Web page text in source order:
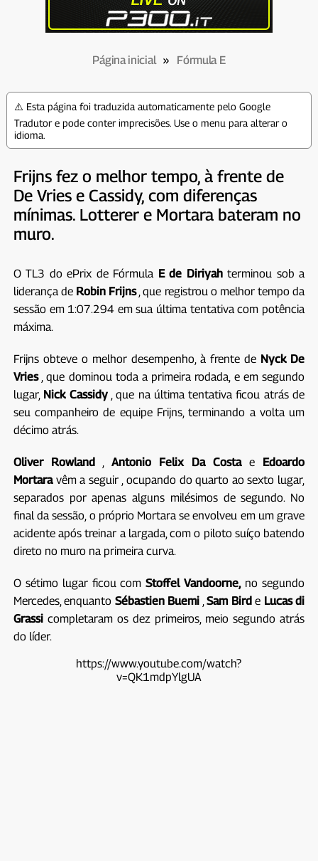
Página inicial» Fórmula E
⚠️ Esta página foi traduzida automaticamente pelo Google
Tradutor e pode conter imprecisões. Use o menu para alterar o
idioma.
Frijns fez o melhor tempo, à frente de
De Vries e Cassidy, com diferenças
mínimas. Lotterer e Mortara bateram no
muro.
O TL3 do ePrix de Fórmula Ede Diriyahterminou sob a
liderança de Robin Frijns, que registrou o melhor tempo da
sessão em 1:07.294 em sua última tentativa com potência
máxima.
Frijns obteve o melhor desempenho, à frente de Nyck De
Vries, que dominou toda a primeira rodada, e em segundo
lugar, Nick Cassidy, que na última tentativa ficou atrás de
seu companheiro de equipe Frijns, terminando a volta um
décimo atrás.
Oliver Rowland, Antonio Felix Da Costae Edoardo
Mortaravêm a seguir , ocupando do quarto ao sexto lugar,
separados por apenas alguns milésimos de segundo. No
final da sessão, o próprio Mortara se envolveu em um grave
acidente após treinar a largada, com o piloto suíço batendo
direto no muro na primeira curva.
O sétimo lugar ficou comStoffel Vandoorne,no segundo
Mercedes, enquanto Sébastien Buemi ,Sam Birde Lucas di
Grassicompletaram os dez primeiros, meio segundo atrás
do líder.
https://www.youtube.com/watch?
v=QK1mdpYlgUA